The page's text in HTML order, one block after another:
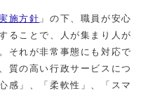
施方針 」の下、職員が安心
ることで、人が集まり人が
それが非常事態にも対応で
質の高い行政サービスにつ
感」、「柔軟性」、「スマ